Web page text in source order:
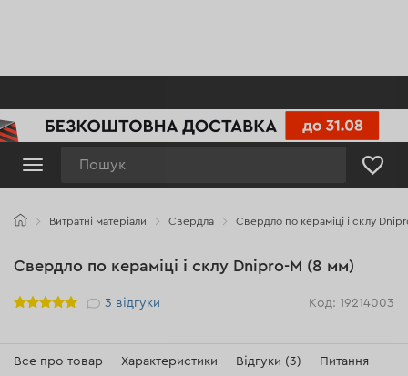
Витратні матеріали Свердла Свердло по кераміці і склу
Свердло по кераміці і склу Dnipro-M (8 мм)
Рейтинг 3 відгуки Код: 19214003
Все про товар Характеристики Відгуки (3) Питання